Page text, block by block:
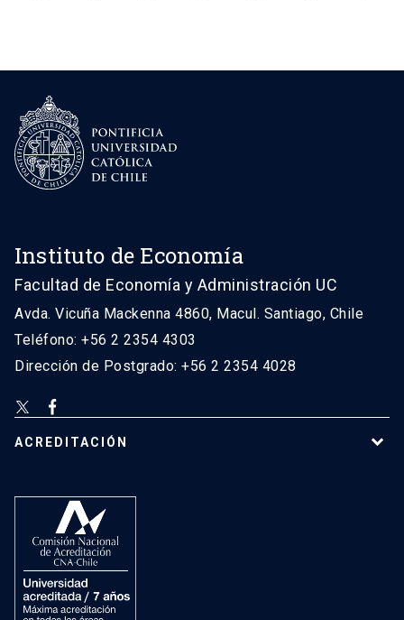
Instituto de Economía
Facultad de Economía y Administración UC
Avda. Vicuña Mackenna 4860, Macul. Santiago, Chile
Teléfono: +56 2 2354 4303
Dirección de Postgrado: +56 2 2354 4028
ACREDITACIÓN